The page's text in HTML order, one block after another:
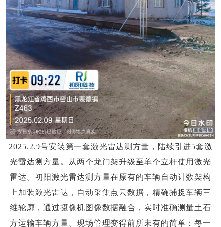
2025.2.9号安装第一套激光雷达测方量，陆续引进5套激
光雷达测方量。从两个龙门架升级至单个立杆使用激光
雷达。初阳激光雷达测方量在原有的车辆自动计数架构
上加装激光雷达，自动采集点云数据，精确捕捉车辆三
维轮廓，通过摄像机图像数据融合，实时准确测量土石
方运输车辆方量。现场管理变得前所未有的简单：每一